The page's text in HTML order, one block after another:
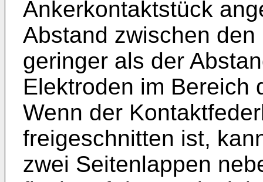
Ankerkontaktstück
Abstand zwischen
geringer als der
Elektroden im Bereich
Wenn der
freigeschnitten ist,
zwei Seitenlappen